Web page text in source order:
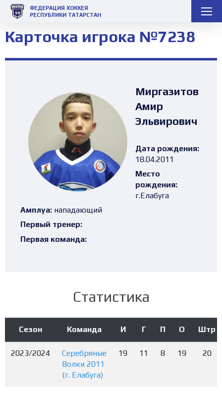
ФЕДЕРАЦИЯ ХОККЕЯ
РЕСПУБЛИКИ ТАТАРСТАН
Карточка игрока №7238
Миргазитов
Амир
Эльвирович
Дата рождения:
18.04.2011
Место
рождения:
г.Елабуга
Амплуа: нападающий
Первый тренер:
Первая команда:
Статистика
Сезон Команда И Г П О Штр
2023/2024
Серебряные
Волки 2011
(г. Елабуга)
19 11 8 19 20